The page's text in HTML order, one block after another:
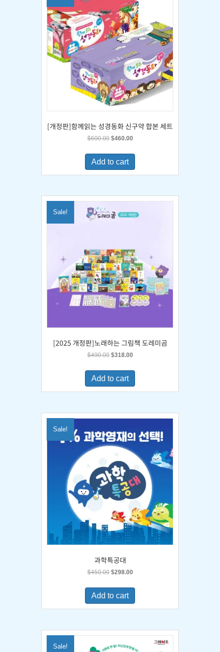
[개정판]함께읽는 성경동화 신구약 합본 세트
$600.00 Original
was:
$600.00.
$460.00Current
is:
Add to cart
Sale!
[2025 개정판]노래하는 그림책 도레미곰
$490.00 Original
was:
$490.00.
$318.00Current
is:
Add to cart
Sale!
과학특공대
$450.00 Original
was:
$450.00.
$298.00Current
is:
Add to cart
Sale!